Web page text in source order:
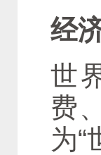
经
世
费
为“